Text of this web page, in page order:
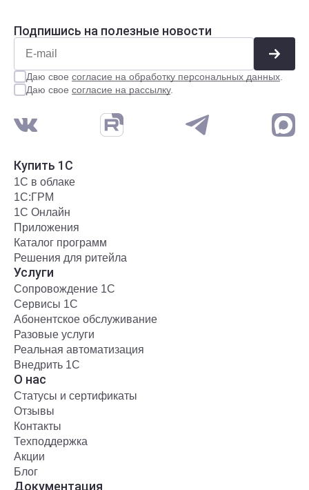
Подпишись на полезные новости
Даю свое согласие на обработку персональных данных
Даю свое согласие на рассылку.
Купить 1С
1С в облаке
1С:ГРМ
1С Онлайн
Приложения
Каталог программ
Решения для ритейла
Услуги
Сопровождение 1С
Сервисы 1С
Абонентское обслуживание
Разовые услуги
Реальная автоматизация
Внедрить 1С
О нас
Статусы и сертификаты
Отзывы
Контакты
Техподдержка
Акции
Блог
Документация